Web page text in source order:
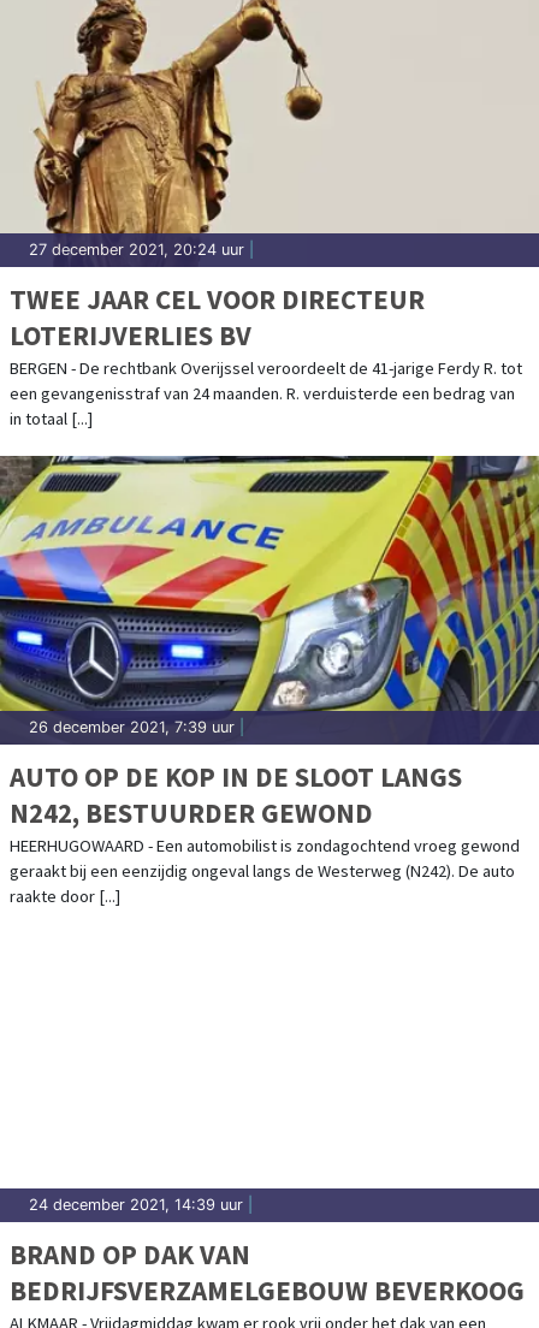
27 december 2021, 20:24 uur
TWEE JAAR CEL VOOR DIRECTEUR
LOTERIJVERLIES BV
BERGEN - De rechtbank Overijssel veroordeelt de 41-jarige Ferdy R. tot
een gevangenisstraf van 24 maanden. R. verduisterde een bedrag van
in totaal [...]
26 december 2021, 7:39 uur
AUTO OP DE KOP IN DE SLOOT LANGS
N242, BESTUURDER GEWOND
HEERHUGOWAARD - Een automobilist is zondagochtend vroeg gewond
geraakt bij een eenzijdig ongeval langs de Westerweg (N242). De auto
raakte door [...]
24 december 2021, 14:39 uur
BRAND OP DAK VAN
BEDRIJFSVERZAMELGEBOUW BEVERKOOG
ALKMAAR - Vrijdagmiddag kwam er rook vrij onder het dak van een